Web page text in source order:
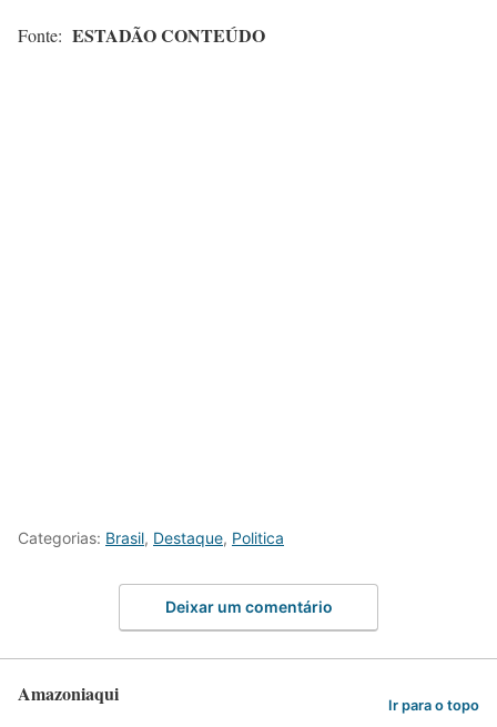
Fonte: ESTADÃO CONTEÚDO
Categorias: Brasil, Destaque, Politica
Deixar um comentário
Amazoniaqui Ir para o topo